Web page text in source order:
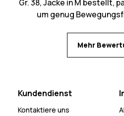
Gr. 38, Jacke in M bestellt,
um genug
Mehr
Kundendienst
Kontaktiere uns